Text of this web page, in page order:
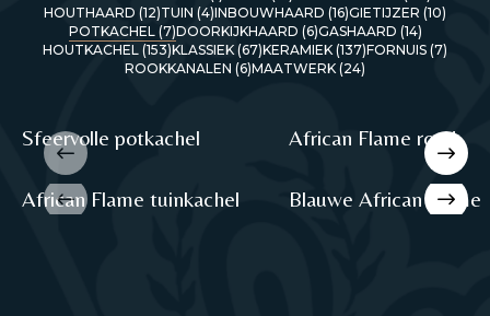
HOUTHAARD (12)TUIN (4)INBOUWHAARD (16)GIETIJZER (10)
POTKACHEL (7)DOORKIJKHAARD (6)GASHAARD (14)
HOUTKACHEL (153)KLASSIEK (67)KERAMIEK (137)FORNUIS (7)
ROOKKANALEN (6)MAATWERK (24)
Sfeervolle potkachel African Flame rood
African Flame tuinkachel Blauwe African Flame